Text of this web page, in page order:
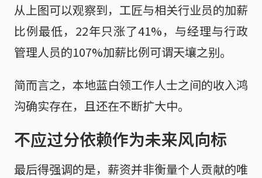
从上图可以观察到，工匠与相关行业员的加薪
比例最低，22年只涨了41%，与经理与行政
管理人员的107%加薪比例可谓天壤之别。
简而言之，本地蓝白领工作人士之间的收入鸿
沟确实存在，且还在不断扩大中。
不应过分依赖作为未来风向标
最后得强调的是，薪资并非衡量个人贡献的唯